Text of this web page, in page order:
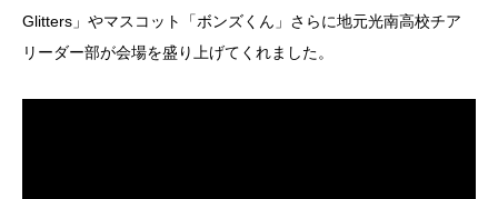
Glitters」やマスコット「ボンズくん」さらに地元光南高校チア
リーダー部が会場を盛り上げてくれました。